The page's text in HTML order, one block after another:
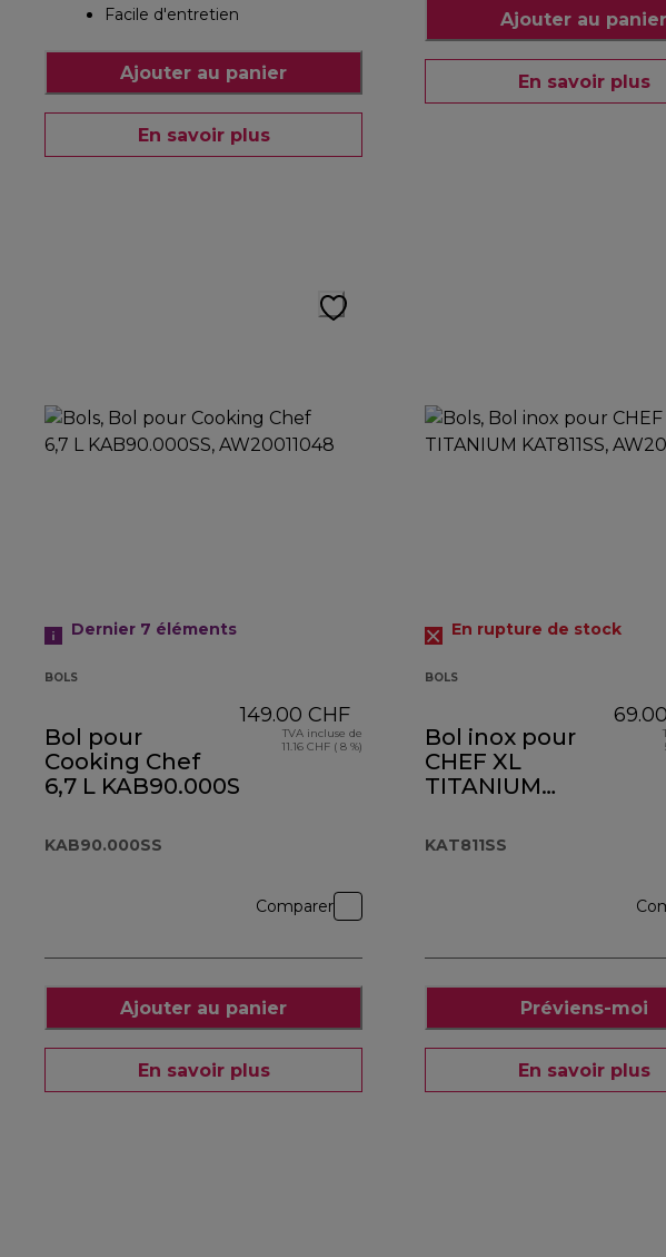
Facile d'entretien
Ajouter au panier
En savoir plus
Ajouter au panier
En savoir plus
Dernier 7 éléments
BOLS
Bol pour
Cooking Chef
6,7 L KAB90.000SS
KAB90.000SS
149.00 CHF
TVA incluse de
11.16 CHF ( 8 %)
Comparer
Ajouter au panier
En savoir plus
En rupture de stock
BOLS
Bol inox pour
CHEF XL
TITANIUM
KAT811SS
Préviens-moi
En savoir plus